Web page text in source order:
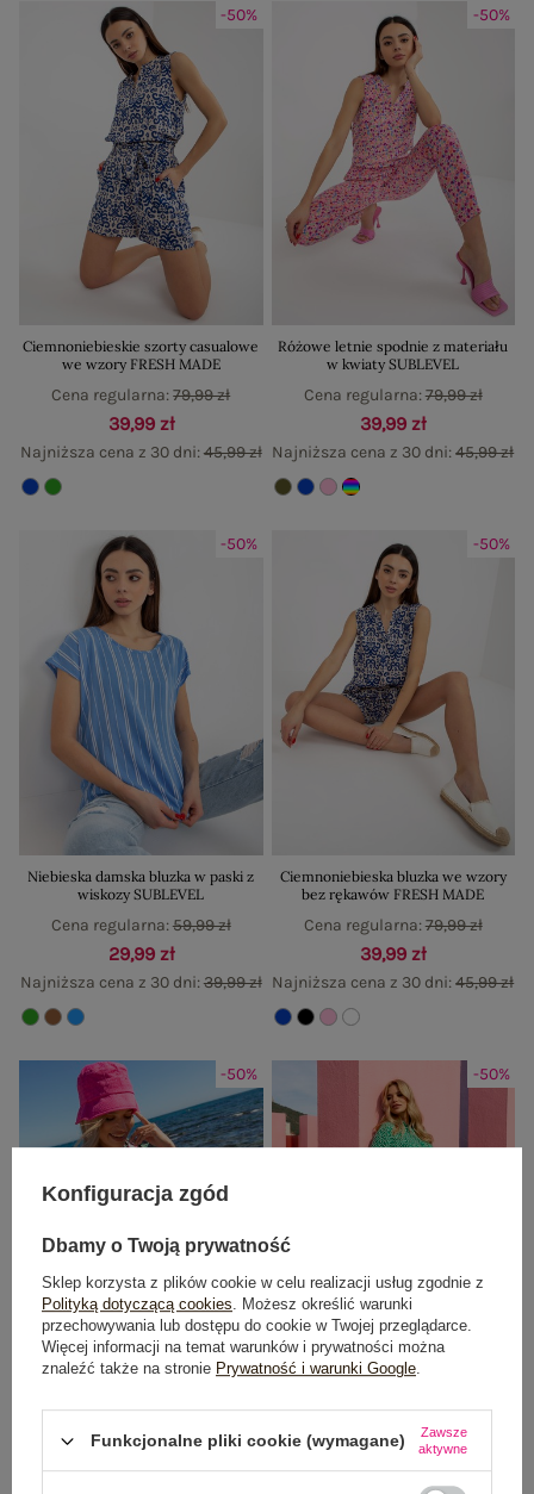
-50%
Ciemnoniebieskie szorty casualowe
we wzory FRESH MADE
39,99 zł
Najniższa cena z 30 dni:45,99 zł
Cena regularna:79,99 zł
-50%
Różowe letnie spodnie z materiału
w kwiaty SUBLEVEL
39,99 zł
Najniższa cena z 30 dni:45,99 zł
Cena regularna:79,99 zł
-50%
Niebieska damska bluzka w paski z
wiskozy SUBLEVEL
29,99 zł
Najniższa cena z 30 dni:39,99 zł
Cena regularna:59,99 zł
-50%
Ciemnoniebieska bluzka we wzory
bez rękawów FRESH MADE
39,99 zł
Najniższa cena z 30 dni:45,99 zł
Cena regularna:79,99 zł
-50%
Bluzka koszulowa z nadrukiem i
Cena regularna: 89,99 zł
-50%
Zielone wzorzyste szorty casualowe
z paskiem FRESH MADE
39,99 zł
Cena regularna:79,99 zł
Konfiguracja zgód
Dbamy o Twoją prywatność
Sklep korzysta z plików cookie w celu realizacji usług zgodnie z
Polityką dotyczącą cookies. Możesz określić warunki
przechowywania lub dostępu do cookie w Twojej przeglądarce.
Więcej informacji na temat warunków i prywatności można
znaleźć także na stronie Prywatność i warunki Google.
Funkcjonalne pliki cookie (wymagane)
Zawsze
aktywne